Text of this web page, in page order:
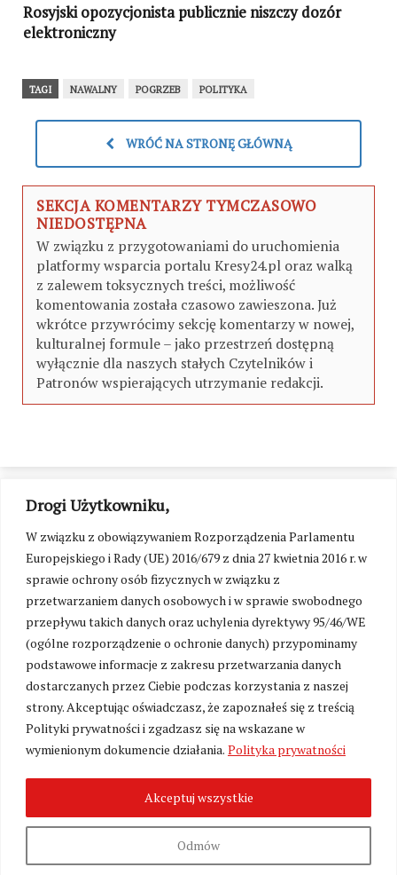
Drogi Użytkowniku,
W związku z obowiązywaniem Rozporządzenia Parlamentu
Europejskiego i Rady (UE) 2016/679 z dnia 27 kwietnia 2016 r. w
sprawie ochrony osób fizycznych w związku z
przetwarzaniem danych osobowych i w sprawie swobodnego
przepływu takich danych oraz uchylenia dyrektywy 95/46/WE
(ogólne rozporządzenie o ochronie danych) przypominamy
podstawowe informacje z zakresu przetwarzania danych
dostarczanych przez Ciebie podczas korzystania z naszej
strony. Akceptując oświadczasz, że zapoznałeś się z treścią
Polityki prywatności i zgadzasz się na wskazane w
wymienionym dokumencie działania. Polityka prywatności
Odmów
Akceptuj wszystkie
Rosyjski opozycjonista publicznie niszczy dozór
elektroniczny
TAGI NAWALNY POGRZEB POLITYKA
WRÓĆ NA STRONĘ GŁÓWNĄ
SEKCJA KOMENTARZY TYMCZASOWO
NIEDOSTĘPNA
W związku z przygotowaniami do uruchomienia
platformy wsparcia portalu Kresy24.pl oraz walką
z zalewem toksycznych treści, możliwość
komentowania została czasowo zawieszona. Już
wkrótce przywrócimy sekcję komentarzy w nowej,
kulturalnej formule – jako przestrzeń dostępną
wyłącznie dla naszych stałych Czytelników i
Patronów wspierających utrzymanie redakcji.
Zmień ustawienia cookies
2026. Wszelkie Prawa Zastrzeżone.
Polityka prywatności
Fundacja Wolność i Demokracja